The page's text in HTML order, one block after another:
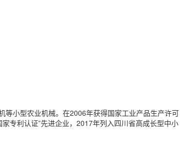
小型农业机械。在2006年获得国家工业产品生产许可
专利认证”先进企业，2017年列入四川省高成长型中小